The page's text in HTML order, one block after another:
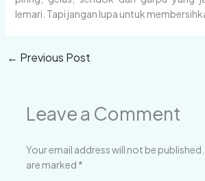
lemari. Tapi jangan lupa untuk
← Previous Post
Leave a Comment
Your email address will not be published.
are marked *